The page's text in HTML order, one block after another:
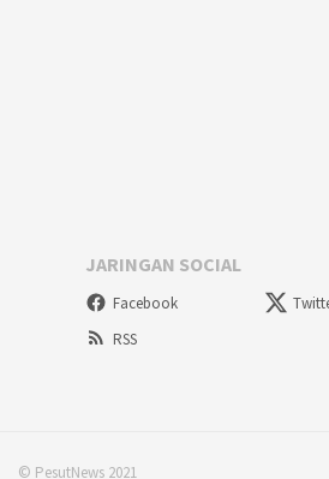
JARINGAN SOCIAL
Facebook
RSS
© PesutNews 2021